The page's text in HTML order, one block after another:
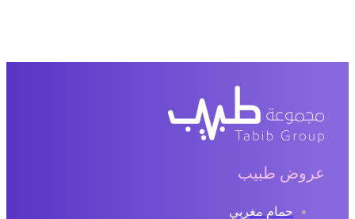
عروض طبيب
حمام مغربي